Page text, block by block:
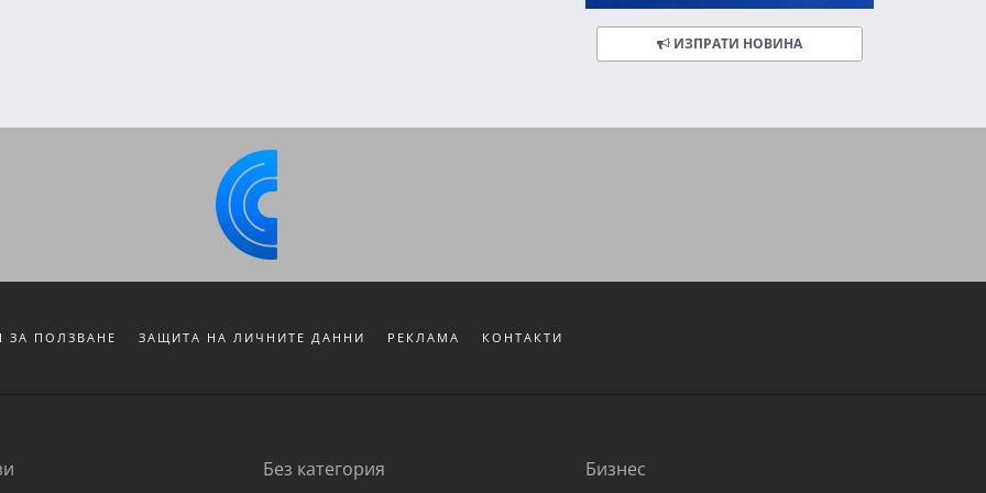
ИЗПРАТИ НОВИНА
ЗА ПОЛЗВАНЕ ЗАЩИТА НА ЛИЧНИТЕ ДАННИ РЕКЛАМА КОНТАКТИ
Без категория Бизнес